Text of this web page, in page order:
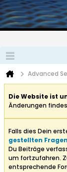
Advanced
Die Website ist
Änderungen
Falls dies Dein
gestellten Fragen
Du Beiträge
um fortzufahren.
entsprechende